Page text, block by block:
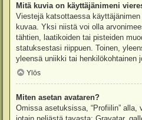
Mitä kuvia on käyttäjänimeni
Viestejä katsottaessa
kuvaa. Yksi niistä voi olla
tähtien, laatikoiden tai pisteiden
statuksestasi riippuen. Toinen,
yleensä uniikki tai henkilökohtainen
Ylös
Miten asetan avataren?
Omissa asetuksissa, “Profiilin”